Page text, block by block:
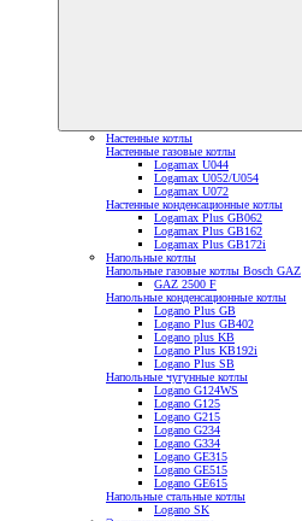
Настенные котлы
Настенные газовые котлы
Logamax U044
Logamax U052/U054
Logamax U072
Настенные конденсационные котлы
Logamax Plus GB062
Logamax Plus GB162
Logamax Plus GB172i
Напольные котлы
Напольные газовые котлы Bosch GAZ
GAZ 2500 F
Напольные конденсационные котлы
Logano Plus GB
Logano Plus GB402
Logano plus KB
Logano Plus KB192i
Logano Plus SB
Напольные чугунные котлы
Logano G124WS
Logano G125
Logano G215
Logano G234
Logano G334
Logano GE315
Logano GE515
Logano GE615
Напольные стальные котлы
Logano SK